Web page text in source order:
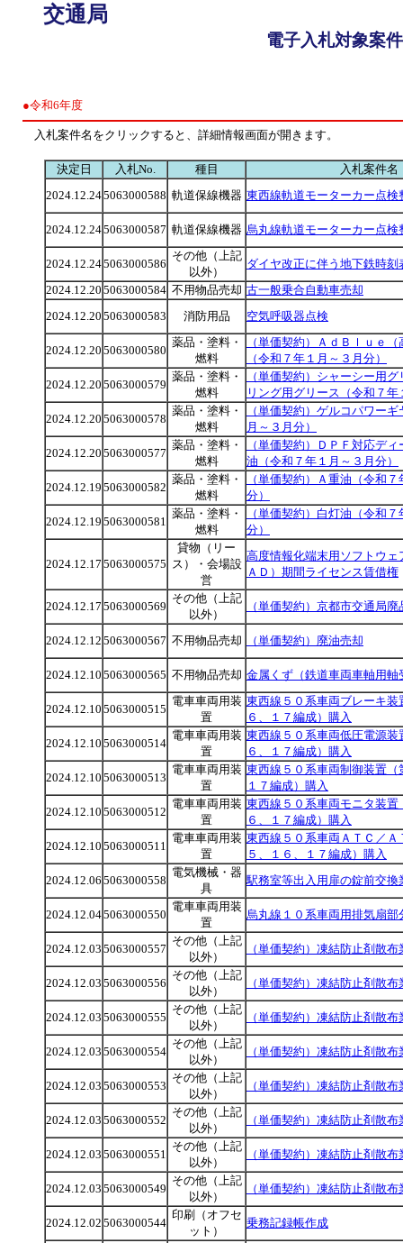
交通局
電子入札対象案
●令和6年度
入札案件名をクリックすると、詳細情報画面が開きます。
決定日 入札No. 種目
入札案件名
2024.12.245063000588 軌道保線機器 東西線軌道モーターカー点検
2024.12.245063000587 軌道保線機器 烏丸線軌道モーターカー点検
2024.12.245063000586
その他（上記
以外）
ダイヤ改正に伴う地下鉄時刻
2024.12.20 5063000584 不用物品売却 古一般乗合自動車売却
2024.12.20 5063000583 消防用品 空気呼吸器点検
2024.12.20 5063000580
薬品・塗料・
燃料
（単価契約）ＡｄＢｌｕｅ
（令和７年１月～３月分）
2024.12.20 5063000579
薬品・塗料・
燃料
（単価契約）シャーシー用
リング用グリース（令和７
2024.12.20 5063000578
薬品・塗料・
燃料
（単価契約）ゲルコパワー
月～３月分）
2024.12.20 5063000577
薬品・塗料・
燃料
（単価契約）ＤＰＦ対応デ
油（令和７年１月～３月分）
2024.12.19 5063000582
薬品・塗料・
燃料
（単価契約）Ａ重油（令和
分）
2024.12.19 5063000581
薬品・塗料・
燃料
（単価契約）白灯油（令和
分）
2024.12.17 5063000575
貸物（リー
ス）・会場設
営
高度情報化端末用ソフトウェ
ＡＤ）期間ライセンス賃借権
2024.12.17 5063000569
その他（上記
以外）
（単価契約）京都市交通局
2024.12.12 5063000567 不用物品売却 （単価契約）廃油売却
2024.12.10 5063000565 不用物品売却 金属くず（鉄道車両車軸用軸
2024.12.10 5063000515
電車車両用装
置
東西線５０系車両ブレーキ装
６、１７編成）購入
2024.12.10 5063000514
電車車両用装
置
東西線５０系車両低圧電源装
６、１７編成）購入
2024.12.10 5063000513
電車車両用装
置
東西線５０系車両制御装置（
１７編成）購入
2024.12.10 5063000512
電車車両用装
置
東西線５０系車両モニタ装置
６、１７編成）購入
2024.12.10 5063000511
電車車両用装
置
東西線５０系車両ＡＴＣ／Ａ
５、１６、１７編成）購入
2024.12.06 5063000558
電気機械・器
具
駅務室等出入用扉の錠前交換
2024.12.045063000550
電車車両用装
置
烏丸線１０系車両用排気扇部
2024.12.03 5063000557
その他（上記
以外）
（単価契約）凍結防止剤散
2024.12.03 5063000556
その他（上記
以外）
（単価契約）凍結防止剤散
2024.12.03 5063000555
その他（上記
以外）
（単価契約）凍結防止剤散
2024.12.03 5063000554
その他（上記
以外）
（単価契約）凍結防止剤散
2024.12.03 5063000553
その他（上記
以外）
（単価契約）凍結防止剤散
2024.12.03 5063000552
その他（上記
以外）
（単価契約）凍結防止剤散
2024.12.03 5063000551
その他（上記
以外）
（単価契約）凍結防止剤散
2024.12.03 5063000549
その他（上記
以外）
（単価契約）凍結防止剤散
2024.12.02 5063000544
印刷（オフセ
ット）
乗務記録帳作成